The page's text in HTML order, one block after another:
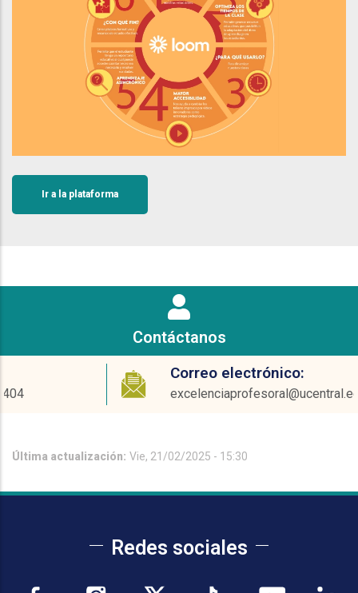
Ir a la plataforma
Contáctanos
Correo electrónico:
excelenciaprofesoral@ucentral.edu.co
Última actualización: Vie, 21/02/2025 - 15:30
Redes sociales